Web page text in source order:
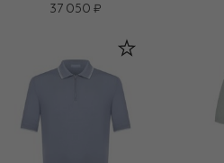
37 050 ₽